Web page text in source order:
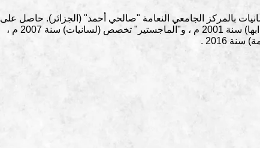
بالمركز الجامعي النعامة "صالحي أحمد" (الجزائر). حاصل على
الليسانس" تخصص (لغة عربية وآدابها) سنة 2001 م ، و"الماجستير" تخصص (لسانيات) سنة 2007 م ،
2016 .